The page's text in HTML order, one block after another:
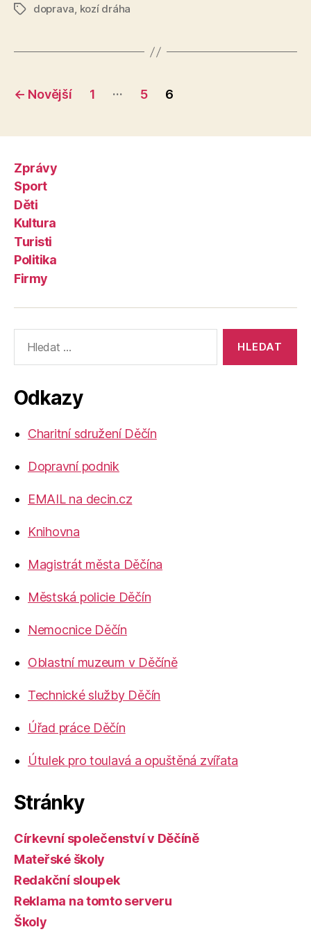
Štítkydoprava, kozí dráha
Stránkování
← Novější 1 … 5 6
Zprávy
Sport
Děti
Kultura
Turisti
Politika
Firmy
vyhledávání:
Odkazy
Charitní sdružení Děčín
Dopravní podnik
EMAIL na decin.cz
Knihovna
Magistrát města Děčína
Městská policie Děčín
Nemocnice Děčín
Oblastní muzeum v Děčíně
Technické služby Děčín
Úřad práce Děčín
Útulek pro toulavá a opuštěná zvířata
Stránky
Církevní společenství v Děčíně
Mateřské školy
Redakční sloupek
Reklama na tomto serveru
Školy